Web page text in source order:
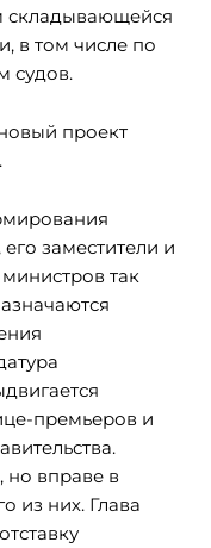
складывающейся
в том числе по
судов.
проект
.
заместители и
так
премьеров и
но вправе в
из них. Глава